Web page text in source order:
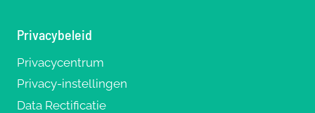
Privacybeleid
Privacycentrum
Privacy-instellingen
Data Rectificatie